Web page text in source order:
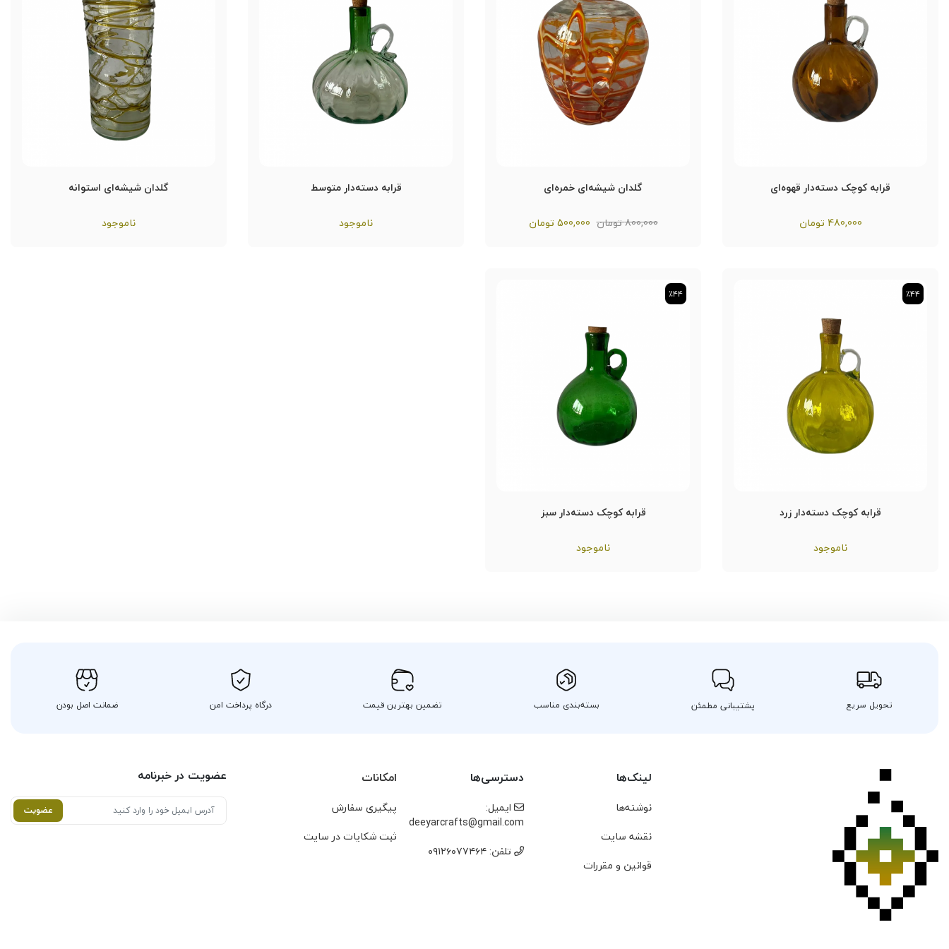
قرابه کوچک دسته‌دار قهوه‌ای
480,000 تومان
گلدان شیشه‌ای خمره‌ای
800,000 تومان
500,000 تومان
قرابه دسته‌دار متوسط
ناموجود
گلدان شیشه‌ای استوانه
ناموجود
٪44
قرابه کوچک دسته‌دار زرد
ناموجود
٪44 ٪44
قرابه کوچک دسته‌دار سبز
ناموجود
٪44
تحویل سریع پشتیبانی مطمئن بسته‌بندی مناسب تضمین بهترین قیمت درگاه پرداخت امن ضمانت اصل بودن
لینک‌ها
نوشته‌ها
نقشه سایت
قوانین و مقررات
دسترسی‌ها
ایمیل:
deeyarcrafts@gmail.com
تلفن: ۰۹۱۲۶۰۷۷۴۶۴
امکانات
پیگیری سفارش
ثبت شکایات در سایت
عضویت در خبرنامه
عضویت